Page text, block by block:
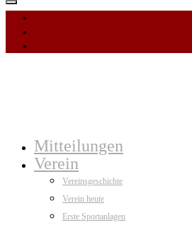
Mitteilungen
Verein
Vereinsgeschichte
Verein heute
Erste Sportanlagen